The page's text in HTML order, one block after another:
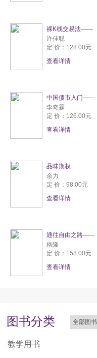
裸K线交易法——
许佳聪
定 价：128.00元
查看详情
中国债市入门——
李奇霖
定 价：126.00元
查看详情
品味期权
余力
定 价：98.00元
查看详情
通往自由之路——
格隆
定 价：158.00元
查看详情
图书分类 全部图书
教学用书